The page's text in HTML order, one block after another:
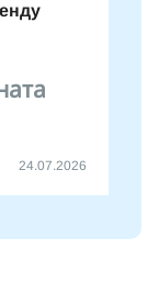
24.07.2026